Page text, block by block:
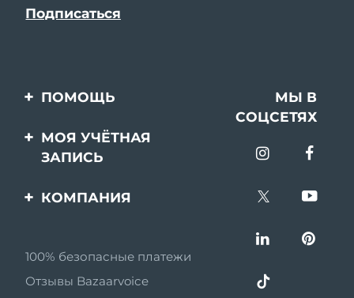
ПОМОЩЬ
Свяжитесь с нами
Заказ и доставка
Гарантия и возврат
Информация о
МЫ В
СОЦСЕТЯХ
МОЯ УЧЁТНАЯ
ЗАПИСЬ
Регистрация продукта
КОМПАНИЯ
Партнерская
программа
100% безопасные платежи
Отзывы Bazaarvoice